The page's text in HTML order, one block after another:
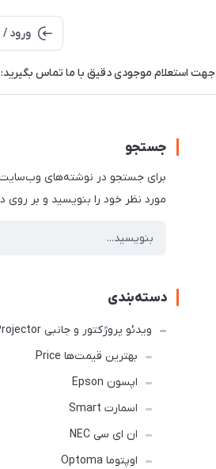
ورود /
جهت استعلام موجودی دقیق با ما تماس بگیرید: 09023230455
جستجو
برای جستجو در نوشته‌های
مورد نظر خود را بنویسید و بر روی
دسته‌بندی
ویدئو پروژکتور و جانبی Projector
بهترین قیمت‌ها Price
اپسون Epson
اسمارت Smart
ان ای سی NEC
اوپتوما Optoma